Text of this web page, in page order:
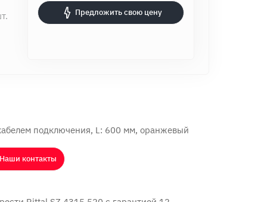
Предложить свою цену
подключения, L: 600 мм, оранжевый
Наши контакты